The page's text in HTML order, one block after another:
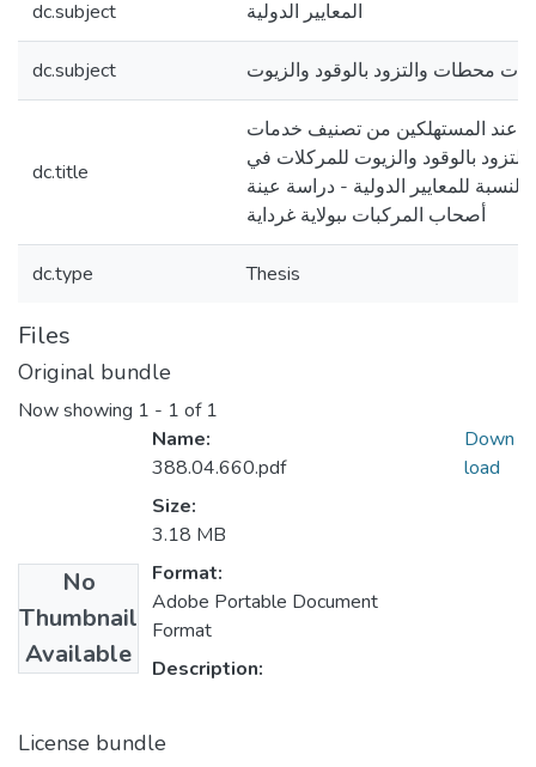
dc.subject المعايير الدولية
dc.subject محطات والتزود بالوقود والزيوت
dc.title
عند المستهلكين من تصنيف خدمات
بالوقود والزيوت للمركلات في
بالنسبة للمعايير الدولية - دراسة عينة
أصحاب المركبات ىبولاية غرداية
dc.type Thesis
Files
Original bundle
Now showing 1 - 1 of 1
No
Thumbnail
Available
Name:
388.04.660.pdf
Size:
3.18 MB
Format:
Adobe Portable Document
Format
Description:
Down
load
License bundle